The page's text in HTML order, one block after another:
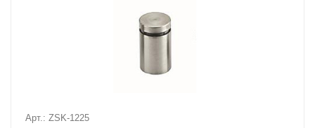
Арт.: ZSK-1225